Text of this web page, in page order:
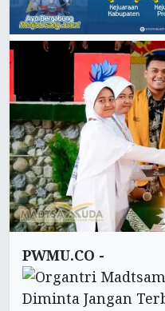
PWMU.CO -